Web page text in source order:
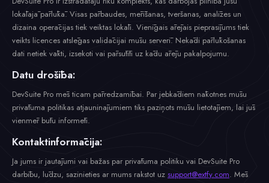
lokālajā pārlūkā. Visas pārbaudes, mērīšanas, tveršanas, analīzes un
dizaina operācijas tiek veiktas lokāli. Vienīgais ārējais pieprasījums tiek
veikts licences atslēgas validācijai mūsu serverī. Nekādi pārlūkošanas
dati netiek vākti, izsekoti vai pārsūtīti uz kādu ārēju pakalpojumu.
Datu drošība:
DevSuite Pro mēs ticam pārredzamībai. Par jebkādiem nākotnes mūsu
privātuma politikas atjauninājumiem tiks paziņots mūsu lietotājiem, lai jūs
vienmēr būtu informēti.
Kontaktinformācija:
Ja jums ir jautājumi vai bažas par privātuma politiku vai DevSuite Pro
darbību, lūdzu, sazinieties ar mums rakstot uz support@extfy.com. Mēs